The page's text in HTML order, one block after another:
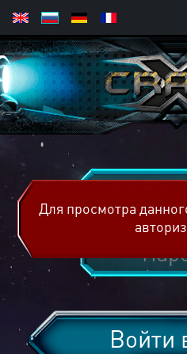
Войти
Для просмотра